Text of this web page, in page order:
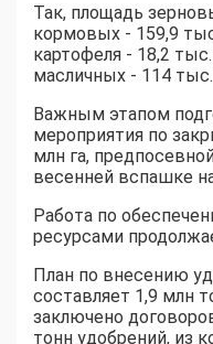
Так, площадь
кормовых - 159,9
картофеля - 18,2
масличных - 114 тыс.
Важным этапом
мероприятия по
млн га,
весенней вспашке
Работа по
ресурсами
План по внесению
составляет 1,9 млн
заключено
тонн удобрений, из